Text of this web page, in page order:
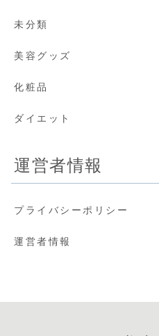
未分類
美容グッズ
化粧品
ダイエット
運営者情報
プライバシーポリシー
運営者情報